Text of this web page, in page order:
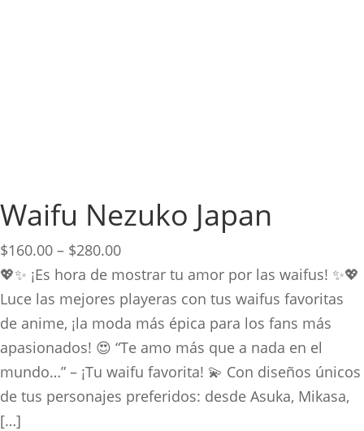
Waifu Nezuko Japan
$160.00 – $280.00Price
range:
$160.00
through
$280.00
💖✨ ¡Es hora de mostrar tu amor por las waifus! ✨💖
Luce las mejores playeras con tus waifus favoritas
de anime, ¡la moda más épica para los fans más
apasionados! 😍 “Te amo más que a nada en el
mundo…” – ¡Tu waifu favorita! 💫 Con diseños únicos
de tus personajes preferidos: desde Asuka, Mikasa,
[…]